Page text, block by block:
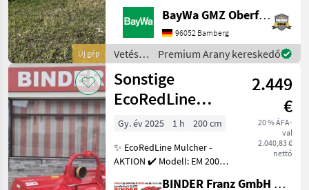
Új gép
RÄDER FÜR DELTA1 SATZ
RÄDER FÜR GEMELLA1
WALTERSCHEID-
GELENKWELLE (1 3/8) Vetés
és növényápolás Mulcsozó
BayWa GMZ Oberfranken
96052 Bamberg
Vetés
és
növényápolás
/
Maschio
Premium Arany kereskedő
Sonstige
EcoRedLine
Mulcher EM 200
2.449
€
20 % ÁFA-
val
2.040,83 €
nettó
Gy. év 2025 1 h
200 cm
✨ EcoRedLine Mulcher -
AKTION ✔️ Modell: EM 200
BINDER Franz GmbH & CoKG